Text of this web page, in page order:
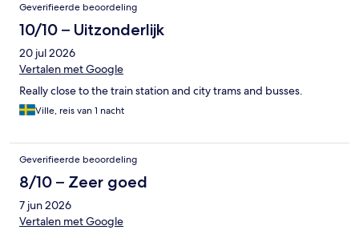
Geverifieerde beoordeling
10/10 – Uitzonderlijk
20 jul 2026
Vertalen met Google
Really close to the train station and city trams and busses.
Ville, reis van 1 nacht
Geverifieerde beoordeling
8/10 – Zeer goed
7 jun 2026
Vertalen met Google